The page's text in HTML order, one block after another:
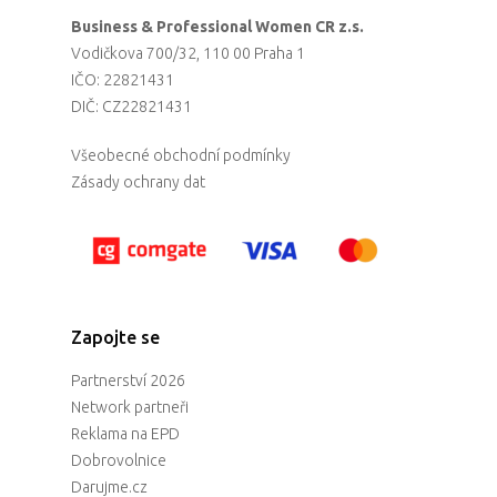
Business & Professional Women CR z.s.
Vodičkova 700/32, 110 00 Praha 1
IČO: 22821431
DIČ: CZ22821431
Všeobecné obchodní podmínky
Zásady ochrany dat
Zapojte se
Partnerství 2026
Network partneři
Reklama na EPD
Dobrovolnice
Darujme.cz